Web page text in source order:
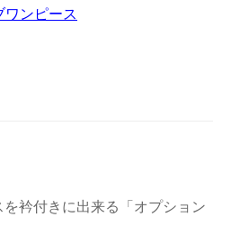
ワンピース
を衿付きに出来る「オプション